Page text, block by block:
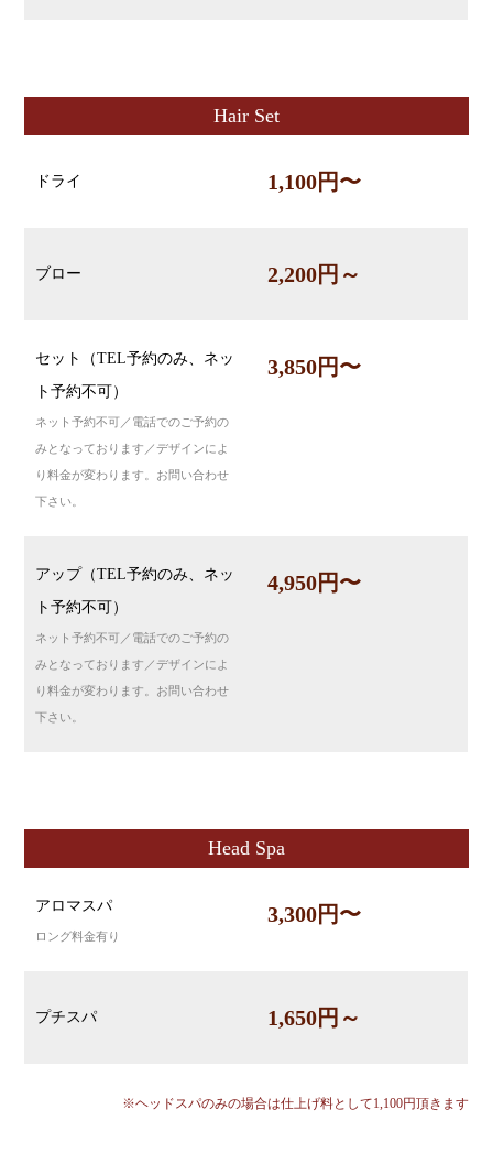
Hair Set
ドライ 1,100円〜
ブロー 2,200円～
セット（TEL予約のみ、ネッ
ト予約不可）
ネット予約不可／電話でのご予約の
みとなっております／デザインによ
り料金が変わります。お問い合わせ
下さい。
3,850円〜
アップ（TEL予約のみ、ネッ
ト予約不可）
ネット予約不可／電話でのご予約の
みとなっております／デザインによ
り料金が変わります。お問い合わせ
下さい。
4,950円〜
Head Spa
アロマスパ
ロング料金有り
3,300円〜
プチスパ 1,650円～
※ヘッドスパのみの場合は仕上げ料として1,100円頂きます